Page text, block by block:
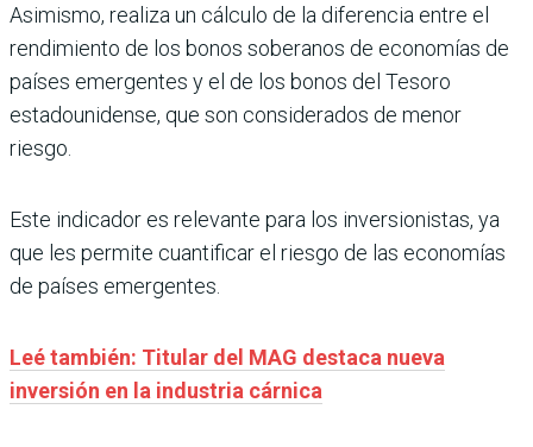
Asimismo, realiza un cálculo de la diferencia entre el
rendimiento de los bonos soberanos de economías de
países emergentes y el de los bonos del Tesoro
estadounidense, que son considerados de menor
riesgo.
Este indicador es relevante para los inversionistas, ya
que les permite cuantificar el riesgo de las economías
de países emergentes.
Leé también: Titular del MAG destaca nueva
inversión en la industria cárnica